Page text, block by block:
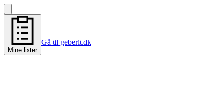
Mine lister
Gå til geberit.dk